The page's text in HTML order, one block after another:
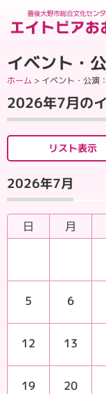
イベント・
ホーム > イベント・公演
2026年7月の
リスト表示
2026年7月
日 月
5 6
12 13
19 20